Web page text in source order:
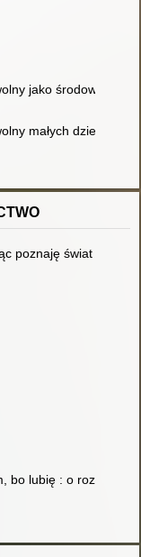
jako środowisko
: czynniki
małych dzieci w
i tradycyjna
poznaję świat
literatury
bo lubię : o rozwijaniu